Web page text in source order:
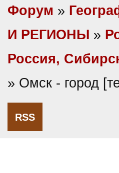
Форум »
И РЕГИОНЫ »
Россия,
» Омск - город
RSS